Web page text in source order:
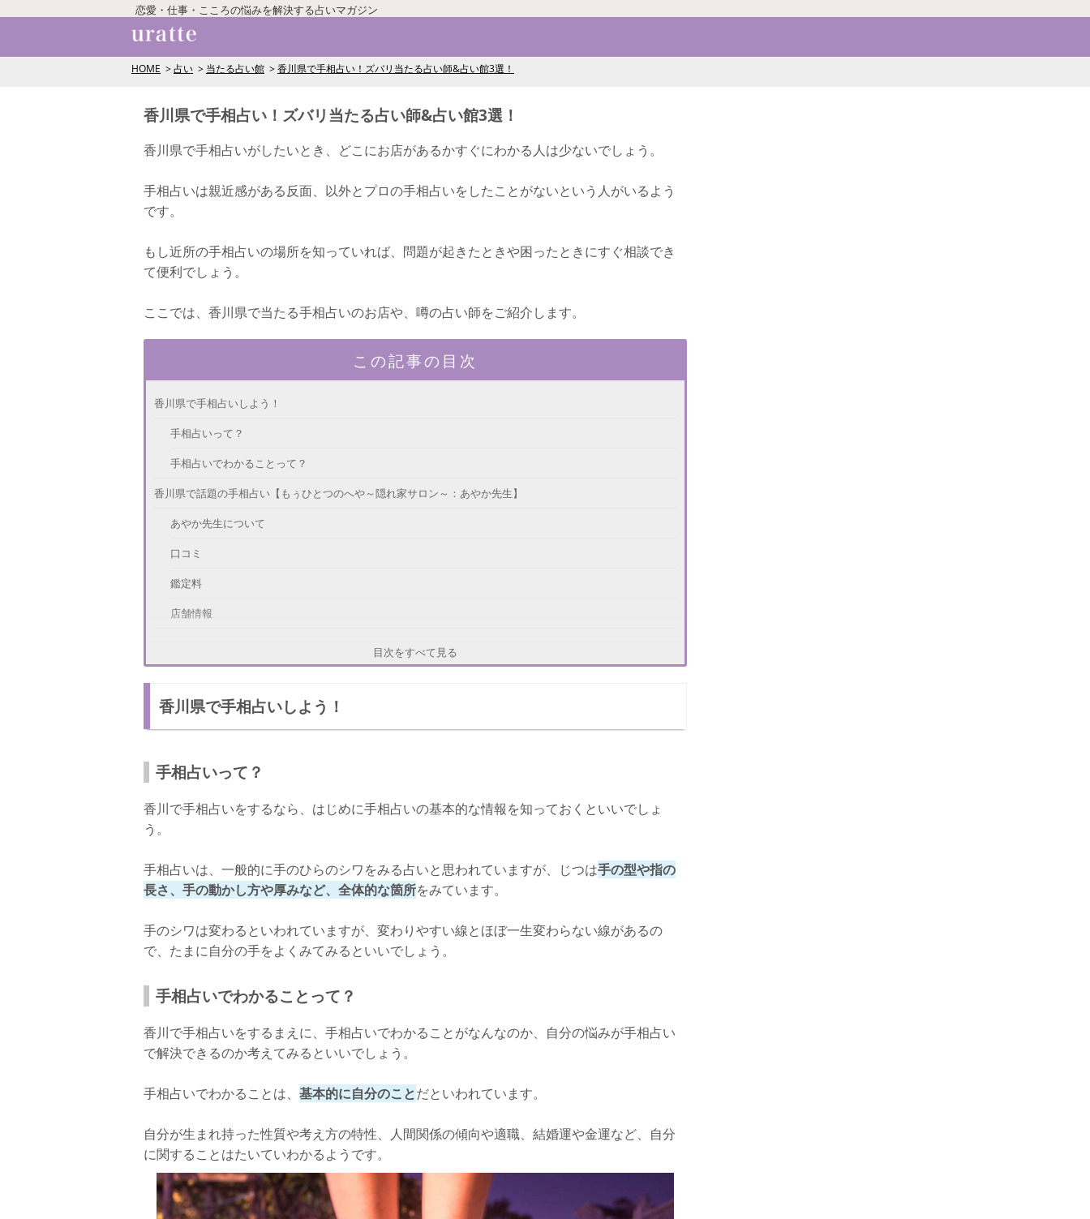
恋愛・仕事・こころの悩みを解決する占いマガジン
HOME 占い 当たる占い館 香川県で手相占い！ズバリ当たる占い師&占い館3選！
香川県で手相占い！ズバリ当たる占い師&占い館3選！
香川県で手相占いがしたいとき、どこにお店があるかすぐにわかる人は少ないでしょう。
手相占いは親近感がある反面、以外とプロの手相占いをしたことがないという人がいるよう
です。
もし近所の手相占いの場所を知っていれば、問題が起きたときや困ったときにすぐ相談でき
て便利でしょう。
ここでは、香川県で当たる手相占いのお店や、噂の占い師をご紹介します。
この記事の目次
香川県で手相占いしよう！
手相占いって？
手相占いでわかることって？
香川県で話題の手相占い【もぅひとつのへや～隠れ家サロン～：あやか先生】
あやか先生について
口コミ
鑑定料
店舗情報
口コミ
鑑定料
店舗情報
鑑定料
香川県で当たる手相占いをしたい！
相性のいい占い師を探そう！
おわりに
手相占いで新しい自分をみつけよう
目次をすべて見る
香川県で手相占いしよう！
手相占いって？
香川で手相占いをするなら、はじめに手相占いの基本的な情報を知っておくといいでしょ
う。
手相占いは、一般的に手のひらのシワをみる占いと思われていますが、じつは手の型や指の
長さ、手の動かし方や厚みなど、全体的な箇所をみています。
手のシワは変わるといわれていますが、変わりやすい線とほぼ一生変わらない線があるの
で、たまに自分の手をよくみてみるといいでしょう。
手相占いでわかることって？
香川で手相占いをするまえに、手相占いでわかることがなんなのか、自分の悩みが手相占い
で解決できるのか考えてみるといいでしょう。
手相占いでわかることは、 基本的に自分のことだといわれています。
自分が生まれ持った性質や考え方の特性、人間関係の傾向や適職、結婚運や金運など、自分
に関することはたいていわかるようです。